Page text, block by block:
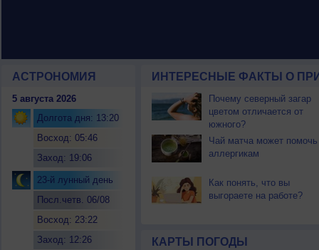
АСТРОНОМИЯ
5 августа 2026
Долгота дня: 13:20
Восход: 05:46
Заход: 19:06
23-й лунный день
Посл.четв. 06/08
Восход: 23:22
Заход: 12:26
ИНТЕРЕСНЫЕ ФАКТЫ О
Почему северный загар
цветом отличается от
южного?
Чай матча может помочь
аллергикам
Как понять, что вы
выгораете на работе?
КАРТЫ ПОГОДЫ